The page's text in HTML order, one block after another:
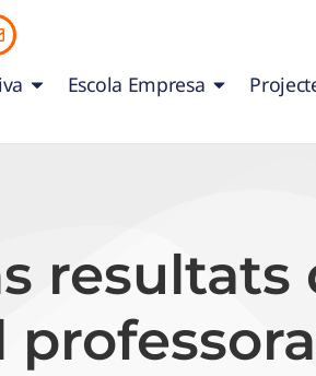
Escola Empresa